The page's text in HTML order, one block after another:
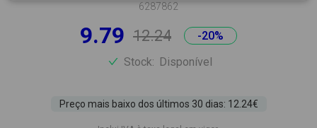
6287862
9.79 12.24
-20%
Stock: Disponível
Preço mais baixo dos últimos 30 dias: 12.24€